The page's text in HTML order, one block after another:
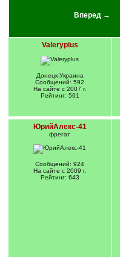
Вперед →
Valeryplus
Донецк-Украина
Сообщений: 592
На сайте с 2007 г.
Рейтинг: 591
ЮрийАлекс-41
фрегат
Сообщений: 924
На сайте с 2009 г.
Рейтинг: 643